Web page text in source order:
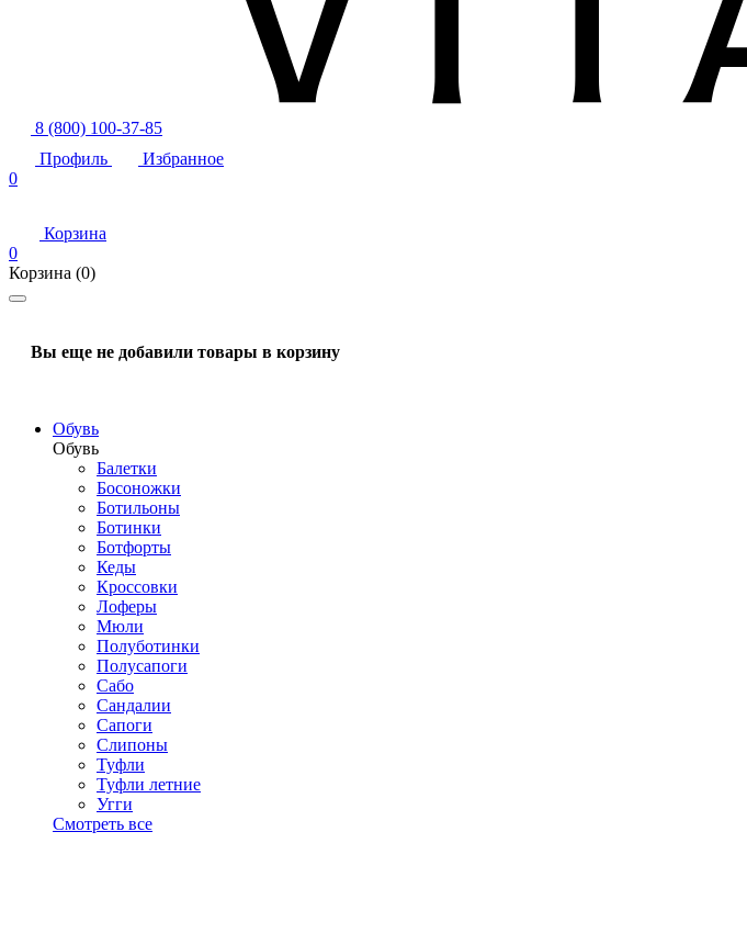
8 (800) 100-37-85
Профиль
Избранное
0
Корзина
0
Корзина (0)
Вы еще не добавили товары в корзину
Обувь
Обувь
Балетки
Босоножки
Ботильоны
Ботинки
Ботфорты
Кеды
Кроссовки
Лоферы
Мюли
Полуботинки
Полусапоги
Сабо
Сандалии
Сапоги
Слипоны
Туфли
Туфли летние
Угги
Смотреть все